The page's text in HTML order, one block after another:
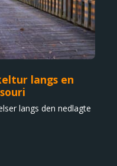
langs en
langs den nedlagte